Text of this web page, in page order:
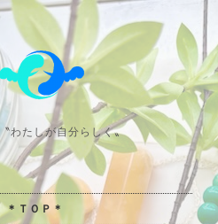
〝わたしが自分らしく〟
＊ＴＯＰ＊